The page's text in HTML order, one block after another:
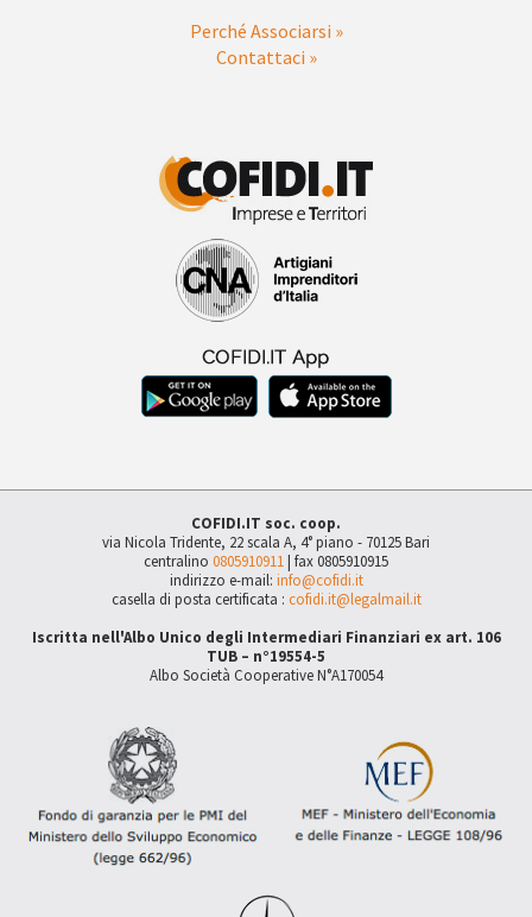
Perché Associarsi »
Contattaci »
COFIDI.IT soc. coop.
via Nicola Tridente, 22 scala A, 4° piano - 70125 Bari
centralino 0805910911| fax 0805910915
indirizzo e-mail: info@cofidi.it
casella di posta certificata : cofidi.it@legalmail.it
Iscritta nell'Albo Unico degli Intermediari Finanziari ex art. 106
TUB – n°19554-5
Albo Società Cooperative N°A170054